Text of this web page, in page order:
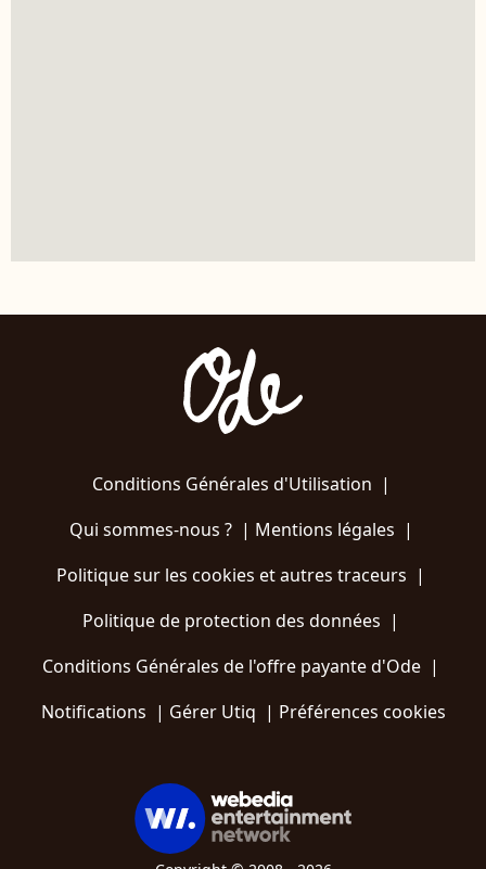
Conditions Générales d'Utilisation |
Qui sommes-nous ?| Mentions légales |
Politique sur les cookies et autres traceurs |
Politique de protection des données |
Conditions Générales de l'offre payante d'Ode |
Notifications | Gérer Utiq | Préférences cookies